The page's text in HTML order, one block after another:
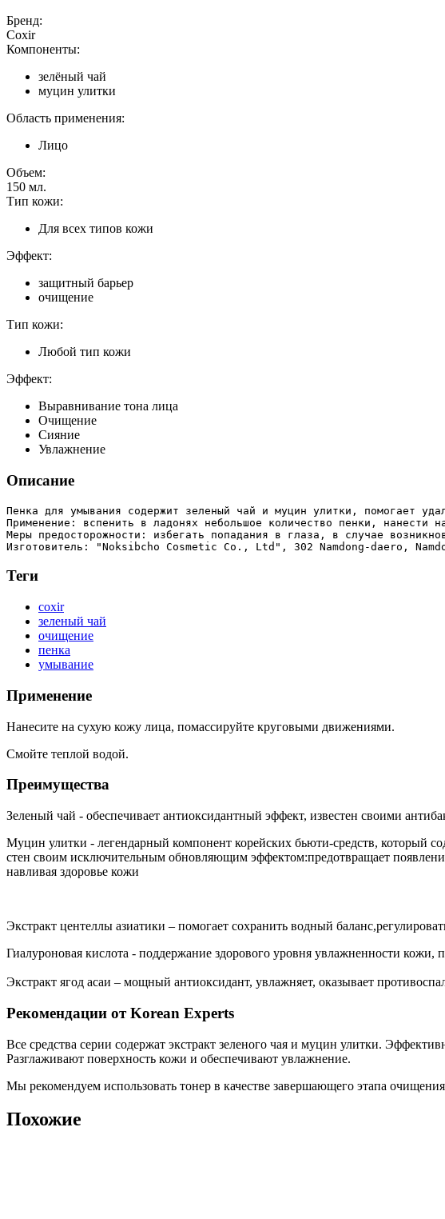
Бренд:
Coxir
Компоненты:
зелёный чай
муцин улитки
Область применения:
Лицо
Объем:
150 мл.
Тип кожи:
Для всех типов кожи
Эффект:
защитный барьер
очищение
Тип кожи:
Любой тип кожи
Эффект:
Выравнивание тона лица
Очищение
Сияние
Увлажнение
Описание
Пенка для умывания содержит зеленый чай и муцин улитки, помогает
Применение: вспенить в ладонях небольшое количество пенки, нанести
Меры предосторожности: избегать попадания в глаза, в случае
Теги
coxir
зеленый чай
очищение
пенка
умывание
Применение
Нанесите на сухую кожу лица, помассируйте круговыми движениями.
Смойте теплой водой.
Преимущества
Зеленый чай - обеспечивает антиоксидантный эффект, известен своими
Муцин улитки - легендарный компонент корейских бьюти-средств, который
стен своим исключительным обновляющим эффектом:предотвращает
навливая здоровье кожи
Экстракт центеллы азиатики – помогает сохранить водный
Гиалуроновая кислота - поддержание здорового уровня увлажненности кожи,
Экстракт ягод асаи – мощный антиоксидант, увлажняет, оказывает
Рекомендации от Korean Experts
Все средства серии содержат экстракт зеленого чая и муцин улитки.
Разглаживают поверхность кожи и обеспечивают увлажнение.
Мы рекомендуем использовать тонер в качестве завершающего этапа
Похожие